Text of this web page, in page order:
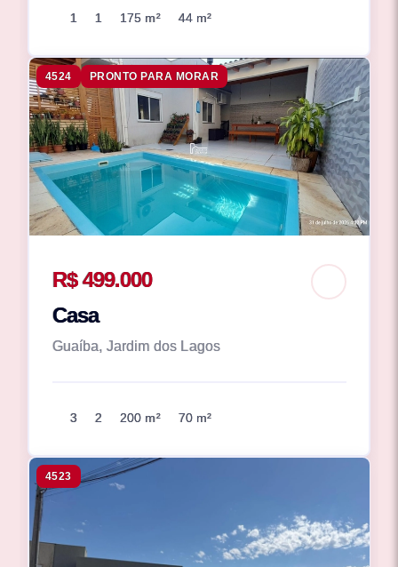
1 1 175 m² 44 m²
4524 PRONTO PARA MORAR
R$ 499.000
Casa
Guaíba, Jardim dos Lagos
3 2 200 m² 70 m²
4523